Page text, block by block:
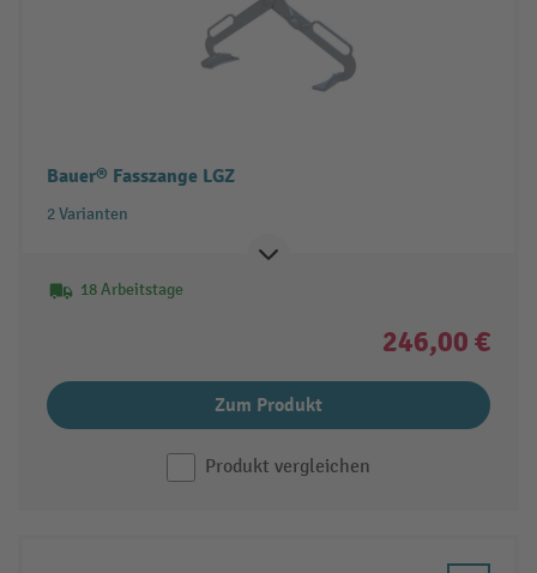
Bauer® Fasszange LGZ
2 Varianten
18 Arbeitstage
246,00 €
Zum Produkt
Produkt vergleichen